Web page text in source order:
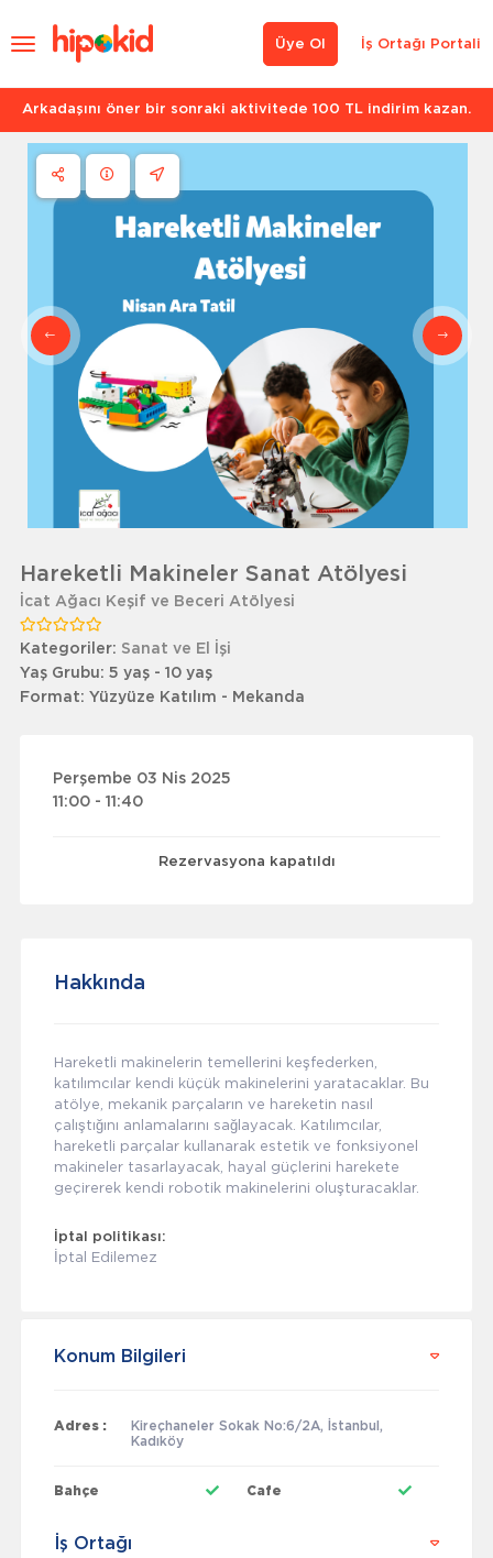
İş Ortağı Portali
Üye Ol
Arkadaşını öner bir sonraki aktivitede 100 TL indirim kazan.
Hareketli Makineler Sanat Atölyesi
İcat Ağacı Keşif ve Beceri Atölyesi
Kategoriler: Sanat ve El İşi
Yaş Grubu: 5 yaş - 10 yaş
Format: Yüzyüze Katılım - Mekanda
Perşembe 03 Nis 2025
11:00 - 11:40
Rezervasyona kapatıldı
Hakkında
Hareketli makinelerin temellerini keşfederken,
katılımcılar kendi küçük makinelerini yaratacaklar. Bu
atölye, mekanik parçaların ve hareketin nasıl
çalıştığını anlamalarını sağlayacak. Katılımcılar,
hareketli parçalar kullanarak estetik ve fonksiyonel
makineler tasarlayacak, hayal güçlerini harekete
geçirerek kendi robotik makinelerini oluşturacaklar.
İptal politikası:
İptal Edilemez
Konum Bilgileri
Adres :
Kireçhaneler Sokak No:6/2A, İstanbul,
Kadıköy
Bahçe Cafe
İş Ortağı